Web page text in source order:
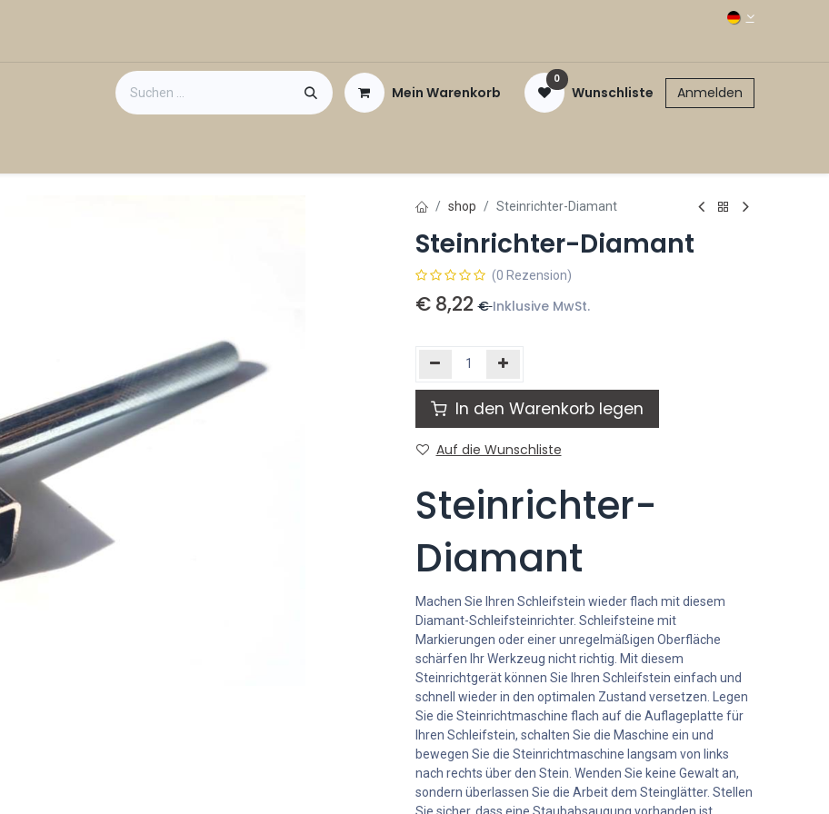
Mein Warenkorb
0
Wunschliste Anmelden
shop Steinrichter-Diamant
Steinrichter-Diamant
(0 Rezension)
€ 8,22 € Inklusive MwSt.
In den Warenkorb legen
Auf die Wunschliste
Steinrichter-
Diamant
Machen Sie Ihren Schleifstein wieder flach mit diesem
Diamant-Schleifsteinrichter. Schleifsteine ​​mit
Markierungen oder einer unregelmäßigen Oberfläche
schärfen Ihr Werkzeug nicht richtig. Mit diesem
Steinrichtgerät können Sie Ihren Schleifstein einfach und
schnell wieder in den optimalen Zustand versetzen. Legen
Sie die Steinrichtmaschine flach auf die Auflageplatte für
Ihren Schleifstein, schalten Sie die Maschine ein und
bewegen Sie die Steinrichtmaschine langsam von links
nach rechts über den Stein. Wenden Sie keine Gewalt an,
sondern überlassen Sie die Arbeit dem Steinglätter. Stellen
Sie sicher, dass eine Staubabsaugung vorhanden ist.